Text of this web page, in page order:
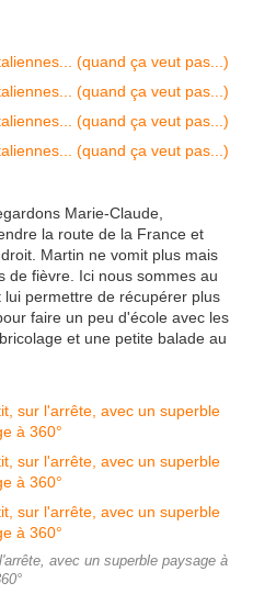
Marie-Claude,
la route de la France et
Martin ne vomit plus mais
de fièvre. Ici nous sommes au
permettre de récupérer plus
faire un peu d'école avec les
et une petite balade au
avec un superble paysage à